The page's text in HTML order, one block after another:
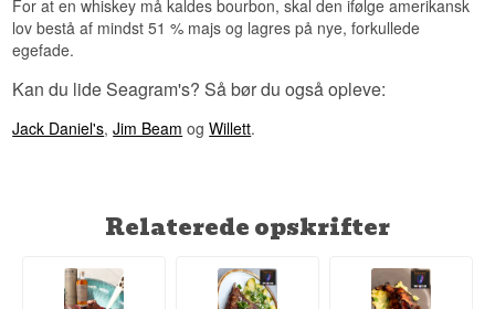
For at en whiskey må kaldes bourbon, skal den ifølge amerikansk
lov bestå af mindst 51 % majs og lagres på nye, forkullede
egefade.
Kan du lide Seagram's? Så bør du også opleve:
Jack Daniel's,Jim Beam ogWillett.
Relaterede opskrifter